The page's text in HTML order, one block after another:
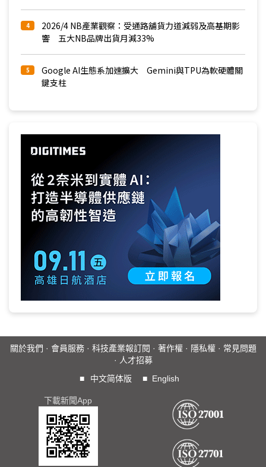
4
2026/4 NB產業觀察：受通路舖貨力道減弱及高基期影
響 五大NB品牌出貨月減33%
5
Google AI生態系加速擴大 Gemini與TPU為軟硬體關
鍵支柱
關於我們 · 會員服務· 科技產業報訂閱 · 著作權· 隱私權· 常見問題
· 人才招募
■
中文简体版 ■ English
下載新聞App